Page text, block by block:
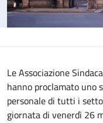
Le Associazione
hanno proclamato uno
personale di tutti i
giornata di venerdì 26